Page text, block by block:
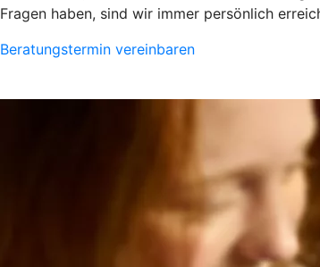
Fragen haben, sind wir immer persönlich
Beratungstermin vereinbaren